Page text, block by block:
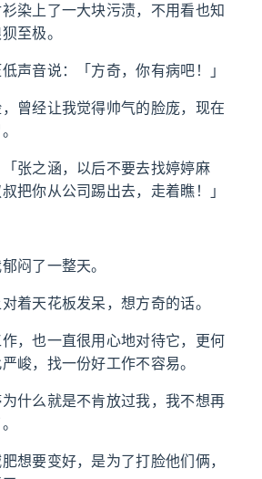
染上了一大块污渍，不用看也知
至极。
声音说：「方奇，你有病吧！」
曾经让我觉得帅气的脸庞，现在
张之涵，以后不要去找婷婷麻
把你从公司踢出去，走着瞧！」
闷了一整天。
着天花板发呆，想方奇的话。
，也一直很用心地对待它，更何
峻，找一份好工作不容易。
什么就是不肯放过我，我不想再
想要变好，是为了打脸他们俩，